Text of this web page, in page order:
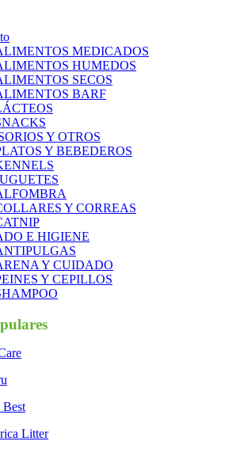
MEDICADOS
HUMEDOS
SECOS
BARF
Y OTROS
Y BEBEDEROS
Y CORREAS
E HIGIENE
Y CUIDADO
Y CEPILLOS